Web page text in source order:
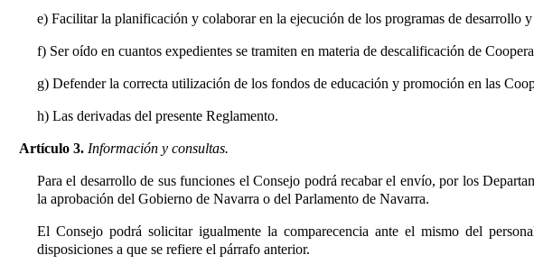
e) Facilitar la planificación y colaborar en la ejecución de los programas de
f) Ser oído en cuantos expedientes se tramiten en materia de descalificación de
g) Defender la correcta utilización de los fondos de educación y promoción en las
h) Las derivadas del presente Reglamento.
Artículo 3. Información y consultas.
Para el desarrollo de sus funciones el Consejo podrá recabar el envío, por los
la aprobación del Gobierno de Navarra o del Parlamento de Navarra.
El Consejo podrá solicitar igualmente la comparecencia ante el mismo del
disposiciones a que se refiere el párrafo anterior.